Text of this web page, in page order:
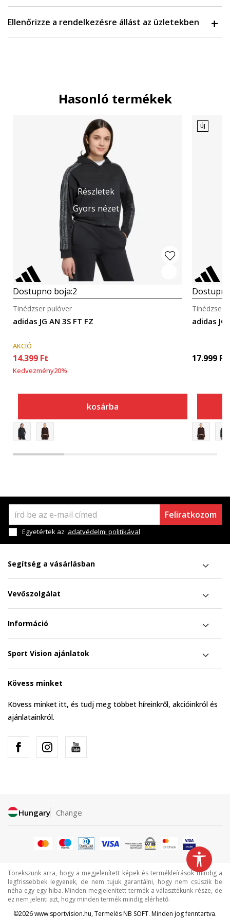
Ellenőrizze a rendelkezésre állást az üzletekben
Hasonló termékek
Részletek
Gyors nézet
Dostupno boja:2
adidas JG AN 3S FT FZ
Tinédzser pulóver
AKCIÓ
14.399 Ft
Kedvezmény20%
kosárba
ÚJ
adidas JG
Tinédzser
17.999 Ft
Feliratkozom
Egyetértek az adatvédelmi politikával
Segítség a vásárlásban
Vevőszolgálat
Információ
Sport Vision ajánlatok
Kövess minket
Kövess minket itt, és tudj meg többet híreinkről, akcióinkról és
ajánlatainkról.
Hungary Change
Törekszünk arra, hogy a megjelenített képek és termékleírások mindig a
legfrissebbek legyenek, de nem tujuk garantálni, hogy nem csúszik be
néha egy-egy hiba. Minden megjelenített termék a választékunk része, de
ez nem jelenti azt, hogy minden termék mindig elérhető.
©2026www.sportvision.hu, TermelésNB SOFT. Minden jog fenntartva.